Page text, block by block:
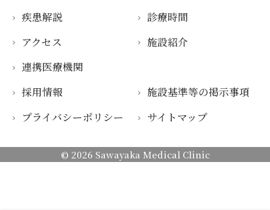
疾患解説
診療時間
アクセス
施設紹介
連携医療機関
採用情報
施設基準等の掲示事項
プライバシーポリシー
サイトマップ
© 2026 Sawayaka Medical Clinic